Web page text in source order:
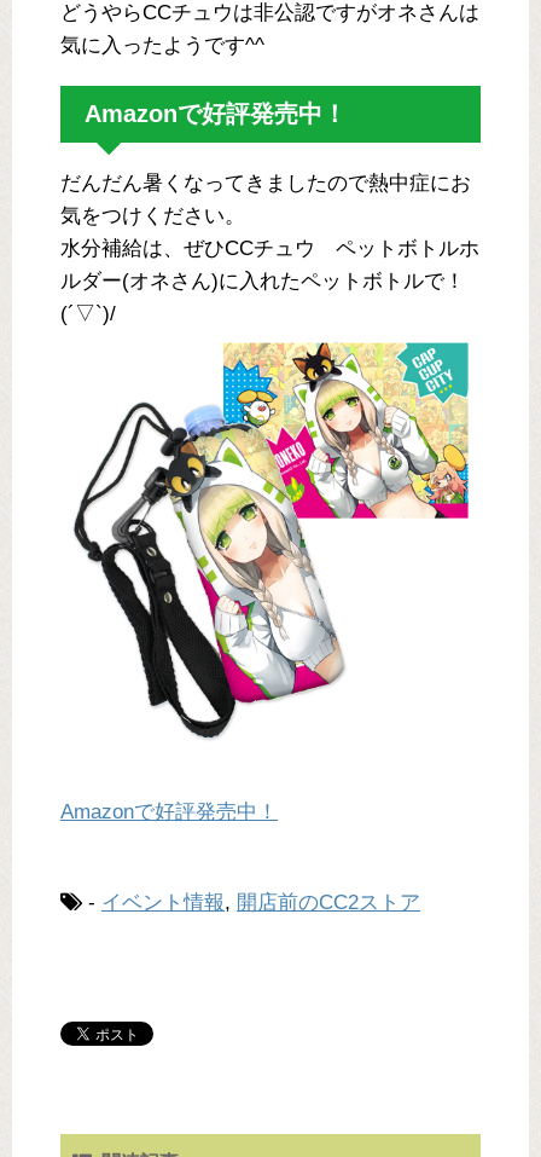
どうやらCCチュウは非公認ですがオネさんは
気に入ったようです^^
Amazonで好評発売中！
だんだん暑くなってきましたので熱中症にお
気をつけください。
水分補給は、ぜひCCチュウ ペットボトルホ
ルダー(オネさん)に入れたペットボトルで！
(´▽`)/
Amazonで好評発売中！
- イベント情報, 開店前のCC2ストア